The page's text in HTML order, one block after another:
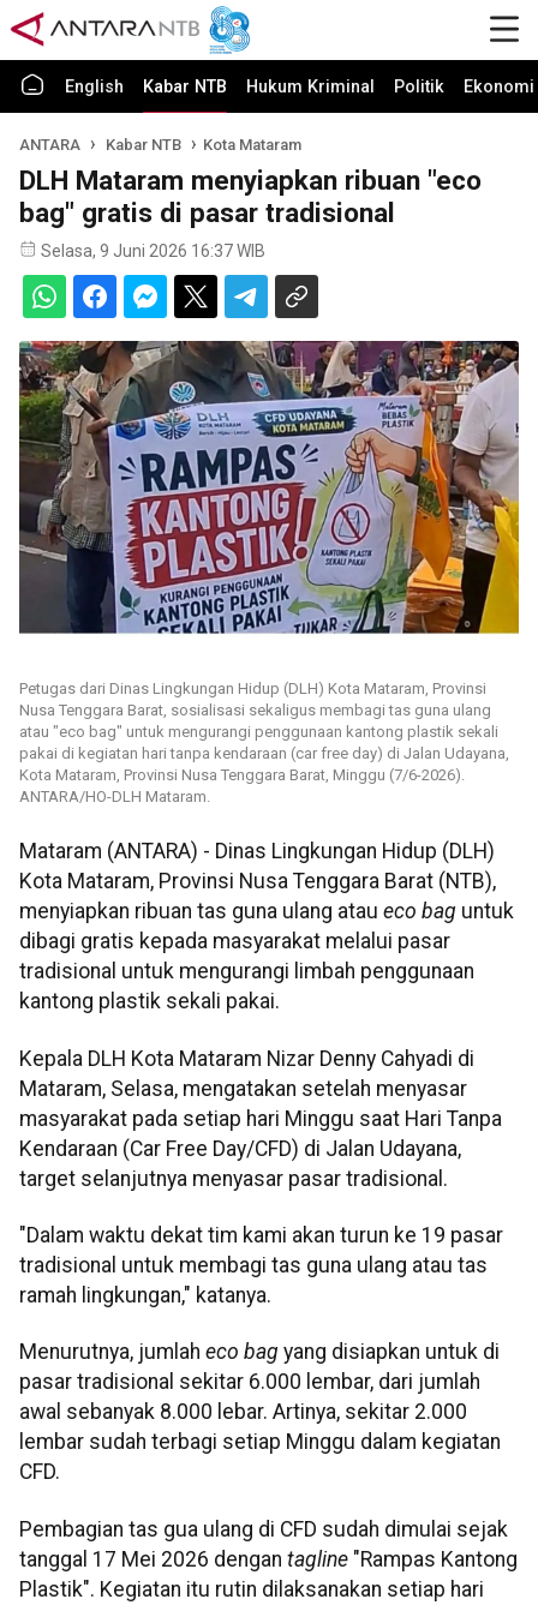
English Kabar NTB Hukum Kriminal Politik
ANTARA Kabar NTB Kota Mataram
DLH Mataram menyiapkan ribuan "eco
bag" gratis di pasar tradisional
Selasa, 9 Juni 2026 16:37 WIB
Petugas dari Dinas Lingkungan Hidup (DLH) Kota Mataram, Provinsi
Nusa Tenggara Barat, sosialisasi sekaligus membagi tas guna ulang
atau "eco bag" untuk mengurangi penggunaan kantong plastik sekali
pakai di kegiatan hari tanpa kendaraan (car free day) di Jalan Udayana,
Kota Mataram, Provinsi Nusa Tenggara Barat, Minggu (7/6-2026).
ANTARA/HO-DLH Mataram.
Mataram (ANTARA) - Dinas Lingkungan Hidup (DLH)
Kota Mataram, Provinsi Nusa Tenggara Barat (NTB),
menyiapkan ribuan tas guna ulang atau eco bag untuk
dibagi gratis kepada masyarakat melalui pasar
tradisional untuk mengurangi limbah penggunaan
kantong plastik sekali pakai.
Kepala DLH Kota Mataram Nizar Denny Cahyadi di
Mataram, Selasa, mengatakan setelah menyasar
masyarakat pada setiap hari Minggu saat Hari Tanpa
Kendaraan (Car Free Day/CFD) di Jalan Udayana,
target selanjutnya menyasar pasar tradisional.
"Dalam waktu dekat tim kami akan turun ke 19 pasar
tradisional untuk membagi tas guna ulang atau tas
ramah lingkungan," katanya.
Menurutnya, jumlah eco bag yang disiapkan untuk di
pasar tradisional sekitar 6.000 lembar, dari jumlah
awal sebanyak 8.000 lebar. Artinya, sekitar 2.000
lembar sudah terbagi setiap Minggu dalam kegiatan
CFD.
Pembagian tas gua ulang di CFD sudah dimulai sejak
tanggal 17 Mei 2026 dengan tagline "Rampas Kantong
Plastik". Kegiatan itu rutin dilaksanakan setiap hari